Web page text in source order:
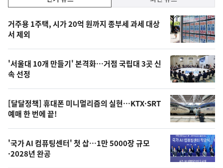
기,
최
신,
오
늘
의
영
상
오
늘
기
뉴
스
거주용 1주택, 시가 20억 원까지 종부세 과세 대상
서 제외
'서울대 10개 만들기' 본격화…거점 국립대 3곳 신
속 선정
[달달정책] 휴대폰 미니멀리즘의 실현…KTX·SRT
예매 한 번에 끝!
'국가 AI 컴퓨팅센터' 첫 삽…1만 5000장 규모
·2028년 완공